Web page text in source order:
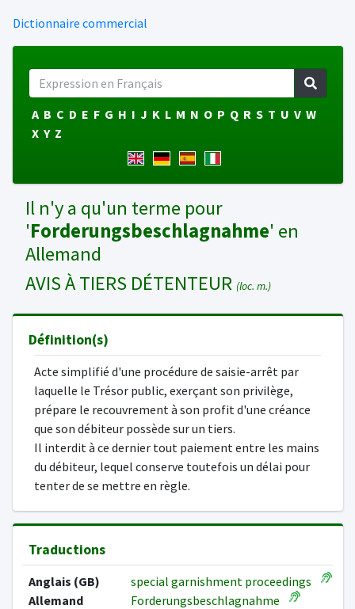
Dictionnaire commercial
A B C D E F G H I J K L M N O P Q R S T U V W
X Y Z
Il n'y a qu'un terme pour
'Forderungsbeschlagnahme' en
Allemand
AVIS À TIERS DÉTENTEUR (loc. m.)
Définition(s)
Acte simplifié d'une procédure de saisie-arrêt par
laquelle le Trésor public, exerçant son privilège,
prépare le recouvrement à son profit d'une créance
que son débiteur possède sur un tiers.
Il interdit à ce dernier tout paiement entre les mains
du débiteur, lequel conserve toutefois un délai pour
tenter de se mettre en règle.
Traductions
Anglais (GB)
special garnishment proceedings
Allemand
Forderungsbeschlagnahme